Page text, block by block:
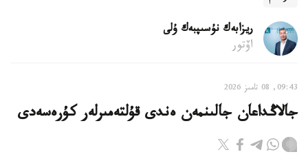
ريزابەك نۇسىپبەك ۇلى
اۆتور
09:43, 08 تامىز 2026
جالاڭداعان جالىنمەن ەندى قۇلتەمىرلەر كۇرەسەدى